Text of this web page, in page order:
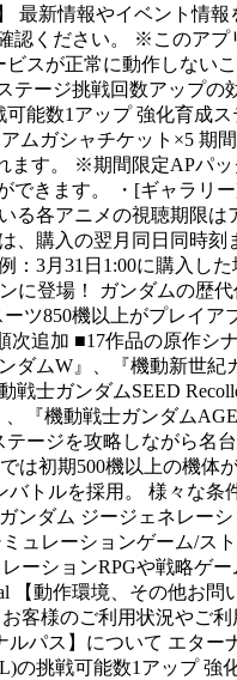
最新情報やイベント情
認ください。 ※このア
スが正常に動作しない
ージ挑戦回数アップ
能数1アップ 強化育成
ガシャチケット×5 期
す。 ※期間限定APパ
きます。 ・[ギャラリ
各アニメの視聴期限
購入の翌月同日同時
月31日1:00に購入し
に登場！ ガンダムの歴
ツ850機以上がプレイ
追加 ■17作品の原作シ
ムW』、『機動新世
士ガンダムSEED
機動戦士ガンダム
ージを攻略しながら
初期500機以上の機体
トルを採用。 様々な
ダム ジージェネレー
レーションゲーム/ス
ションRPGや戦略ゲ
【動作環境、その他お
客様のご利用状況やご
パス】について エタ
挑戦可能数1アップ